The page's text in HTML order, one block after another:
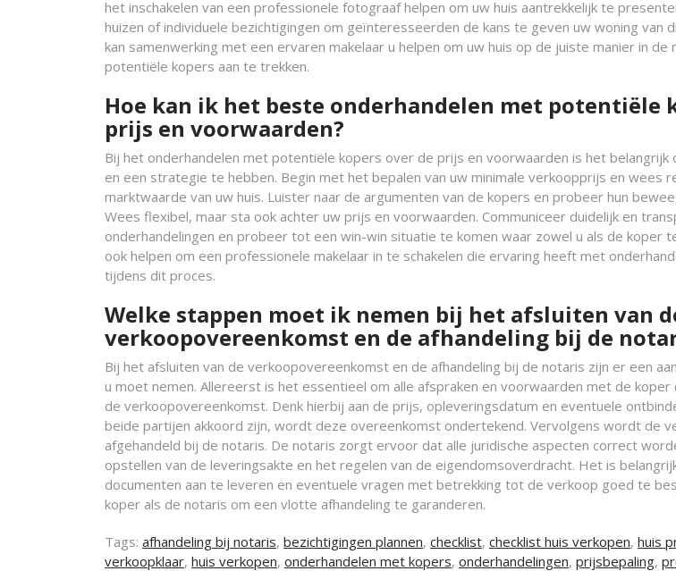
het inschakelen van een professionele fotograaf helpen om uw huis aantrekkelijk te
huizen of individuele bezichtigingen om geïnteresseerden de kans te geven uw woning van
kan samenwerking met een ervaren makelaar u helpen om uw huis op de juiste manier in
potentiële kopers aan te trekken.
Hoe kan ik het beste onderhandelen met potentiële
prijs en voorwaarden?
Bij het onderhandelen met potentiële kopers over de prijs en voorwaarden is het
en een strategie te hebben. Begin met het bepalen van uw minimale verkoopprijs en wees
marktwaarde van uw huis. Luister naar de argumenten van de kopers en probeer hun
Wees flexibel, maar sta ook achter uw prijs en voorwaarden. Communiceer duidelijk en
onderhandelingen en probeer tot een win-win situatie te komen waar zowel u als de koper
ook helpen om een professionele makelaar in te schakelen die ervaring heeft met
tijdens dit proces.
Welke stappen moet ik nemen bij het afsluiten van
verkoopovereenkomst en de afhandeling bij de
Bij het afsluiten van de verkoopovereenkomst en de afhandeling bij de notaris zijn er een
u moet nemen. Allereerst is het essentieel om alle afspraken en voorwaarden met de koper
de verkoopovereenkomst. Denk hierbij aan de prijs, opleveringsdatum en eventuele
beide partijen akkoord zijn, wordt deze overeenkomst ondertekend. Vervolgens wordt de
afgehandeld bij de notaris. De notaris zorgt ervoor dat alle juridische aspecten correct
opstellen van de leveringsakte en het regelen van de eigendomsoverdracht. Het is
documenten aan te leveren en eventuele vragen met betrekking tot de verkoop goed te
koper als de notaris om een vlotte afhandeling te garanderen.
Tags: afhandeling bij notaris, bezichtigingen plannen, checklist, checklist huis verkopen, huis
verkoopklaar, huis verkopen, onderhandelen met kopers, onderhandelingen, prijsbepaling,